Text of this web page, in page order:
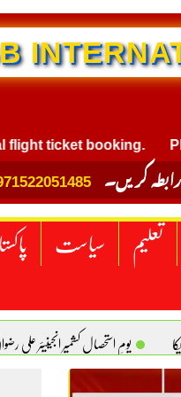
booking. Phone:
کریں۔
تعلیم سیاست
یومِ استحصالِ کشمیر انجینیئر علی